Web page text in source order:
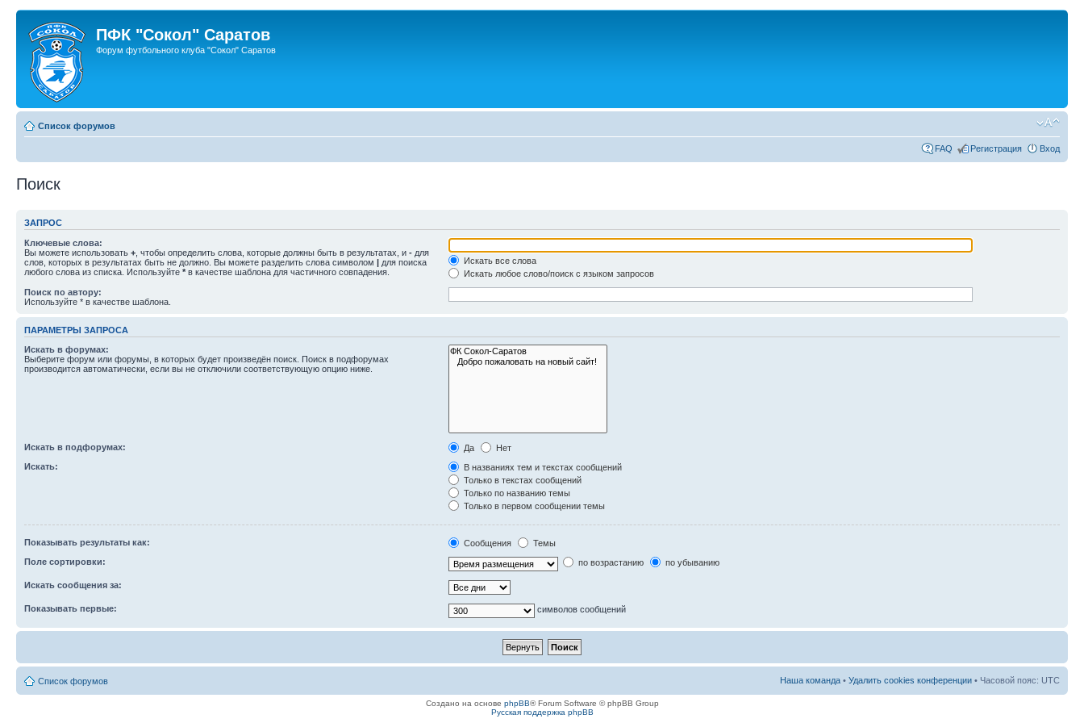
ПФК "Сокол" Саратов
Форум футбольного клуба "Сокол" Саратов
Список форумов
FAQ Регистрация Вход
Поиск
ЗАПРОС
Ключевые слова:
Вы можете использовать + , чтобы определить слова, которые должны быть в результатах, и - для
слов, которых в результатах быть не должно. Вы можете разделить слова символом | для поиска
любого слова из списка. Используйте * в качестве шаблона для частичного совпадения.
Искать все слова
Искать любое слово/поиск с языком запросов
Поиск по автору:
Используйте * в качестве шаблона.
ПАРАМЕТРЫ ЗАПРОСА
Искать в форумах:
Выберите форум или форумы, в которых будет произведён поиск. Поиск в подфорумах
производится автоматически, если вы не отключили соответствующую опцию ниже.
Искать в подфорумах: Да
Нет
Искать:
В названиях тем и текстах сообщений
Только в текстах сообщений
Только по названию темы
Только в первом сообщении темы
Показывать результаты как: Сообщения
Темы
Поле сортировки:
по возрастанию по убыванию
Искать сообщения за:
Показывать первые: символов сообщений
Список форумов Наша команда • Удалить cookies конференции • Часовой пояс: UTC
Создано на основе phpBB® Forum Software © phpBB Group
Русская поддержка phpBB